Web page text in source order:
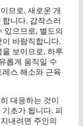
므로, 새로운 개
니다. 갑작스러
있으므로, 별도의
바람직합니다.
보이므로, 하루
롭게 움직일 수
스 해소와 근육
대응하는 것이
초가 됩니다. 피
내려면 주인의